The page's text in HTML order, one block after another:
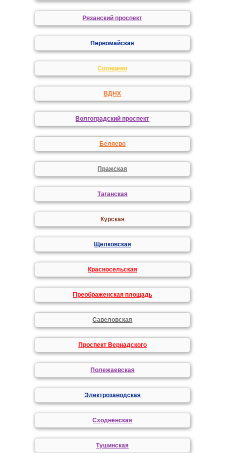
Рязанский проспект
Первомайская
Солнцево
ВДНХ
Волгоградский проспект
Беляево
Пражская
Таганская
Курская
Щелковская
Красносельская
Преображенская площадь
Савеловская
Проспект Вернадского
Полежаевская
Электрозаводская
Сходненская
Тушинская